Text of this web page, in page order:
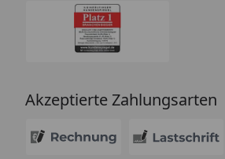
Akzeptierte Zahlungsarten